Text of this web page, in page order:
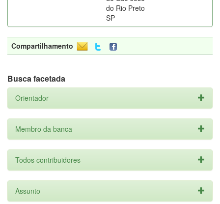
do Rio Preto
SP
Compartilhamento
Busca facetada
Orientador
Membro da banca
Todos contribuidores
Assunto